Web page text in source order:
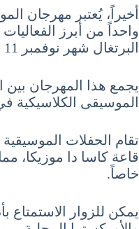
أخيراً، يُعتبر مهرجان
واحداً من أبرز
البرتغال شهر نوفمبر 11 تشرين الثاني November.
يجمع هذا المهرجان
الموسيقى الكلاسيكية
تقام الحفلات
قاعة كاسا دا موزيكا،
خاصاً.
يمكن للزوار الاستمتاع